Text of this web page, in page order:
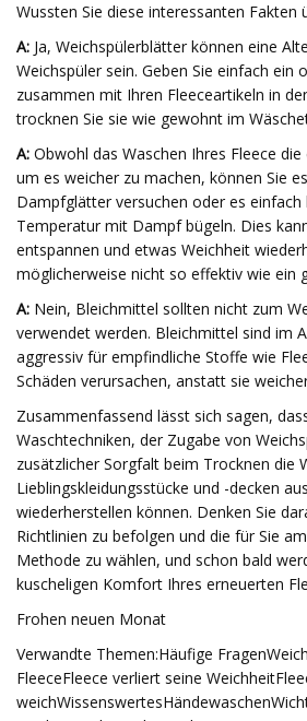
Wussten Sie diese interessanten Fakten
A: Ja, Weichspülerblätter können eine
Weichspüler sein. Geben Sie einfach ein
zusammen mit Ihren Fleeceartikeln in
trocknen Sie sie wie gewohnt im
A: Obwohl das Waschen Ihres Fleece
um es weicher zu machen, können Sie
Dampfglätter versuchen oder es einfach
Temperatur mit Dampf bügeln. Dies
entspannen und etwas Weichheit
möglicherweise nicht so effektiv wie ein
A: Nein, Bleichmittel sollten nicht zum
verwendet werden. Bleichmittel sind im
aggressiv für empfindliche Stoffe wie
Schäden verursachen, anstatt sie
Zusammenfassend lässt sich sagen,
Waschtechniken, der Zugabe von
zusätzlicher Sorgfalt beim Trocknen die
Lieblingskleidungsstücke und -decken
wiederherstellen können. Denken Sie
Richtlinien zu befolgen und die für Sie
Methode zu wählen, und schon bald
kuscheligen Komfort Ihres erneuerten
Frohen neuen Monat
Verwandte Themen:Häufige
FleeceFleece verliert seine